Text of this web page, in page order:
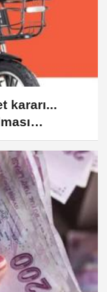
kararı...